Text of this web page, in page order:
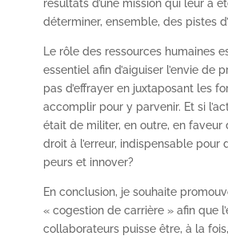
résultats d’une mission qui leur a
déterminer, ensemble, des pistes
Le rôle des ressources humaines
essentiel afin d’aiguiser l’envie de
pas d’effrayer en juxtaposant les
accomplir pour y parvenir. Et si
était de militer, en outre, en faveur
droit à l’erreur, indispensable pour
peurs et innover?
En conclusion, je souhaite
« cogestion de carrière » afin que
collaborateurs puisse être, à la